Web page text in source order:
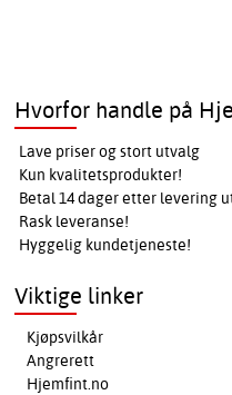
Hvorfor handle på
Lave priser og stort utvalg
Kun kvalitetsprodukter!
Betal 14 dager etter levering
Rask leveranse!
Hyggelig kundetjeneste!
Viktige linker
Kjøpsvilkår
Angrerett
Hjemfint.no